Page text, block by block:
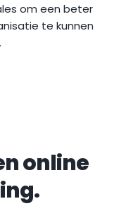
om een beter
te kunnen
online